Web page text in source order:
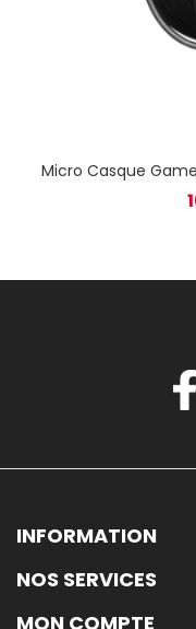
Micro Casque Gamer
INFORMATION
NOS SERVICES
MON COMPTE